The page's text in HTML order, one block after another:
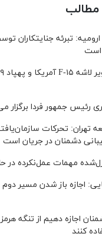
مطالب
تبرئه جنایتکاران
است
رئیس‌ جمهور فردا برگزار
تحرکات
دشمنان در جریان است
مهمات عمل‌نکرده در
اجازه باز شدن مسیر دوم
اجازه دهیم از تنگه
کنند